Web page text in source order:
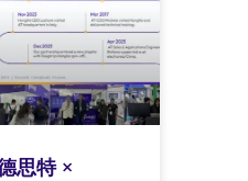
思特 ×